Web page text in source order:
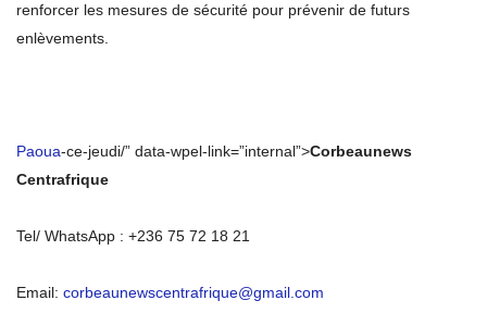
renforcer les mesures de sécurité pour prévenir de futurs
enlèvements.
Paoua-ce-jeudi/” data-wpel-link=”internal”>Corbeaunews
Centrafrique
Tel/ WhatsApp : +236 75 72 18 21
Email: corbeaunewscentrafrique@gmail.com